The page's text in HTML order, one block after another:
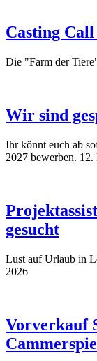
Casting
Die "Farm der
Wir sind
Ihr könnt euch ab
2027 bewerben. 12.
gesucht
Lust auf Urlaub in
2026
Vorverkauf